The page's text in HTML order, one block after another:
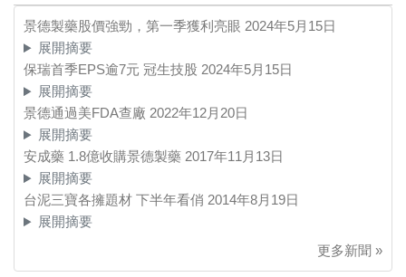
景德製藥股價強勁，第一季獲利亮眼 2024年5月15日
展開摘要
保瑞首季EPS逾7元 冠生技股 2024年5月15日
展開摘要
景德通過美FDA查廠 2022年12月20日
展開摘要
安成藥 1.8億收購景德製藥 2017年11月13日
展開摘要
台泥三寶各擁題材 下半年看俏 2014年8月19日
展開摘要
更多新聞 »